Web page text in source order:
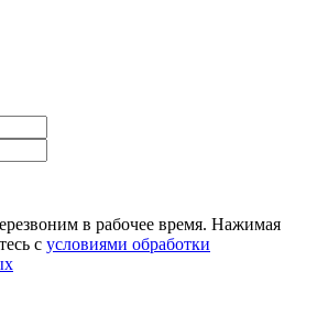
в рабочее время. Нажимая
с условиями обработки